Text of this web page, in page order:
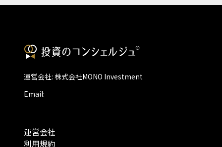
運営会社: 株式会社MONO Investment
Email:
運営会社
利用規約